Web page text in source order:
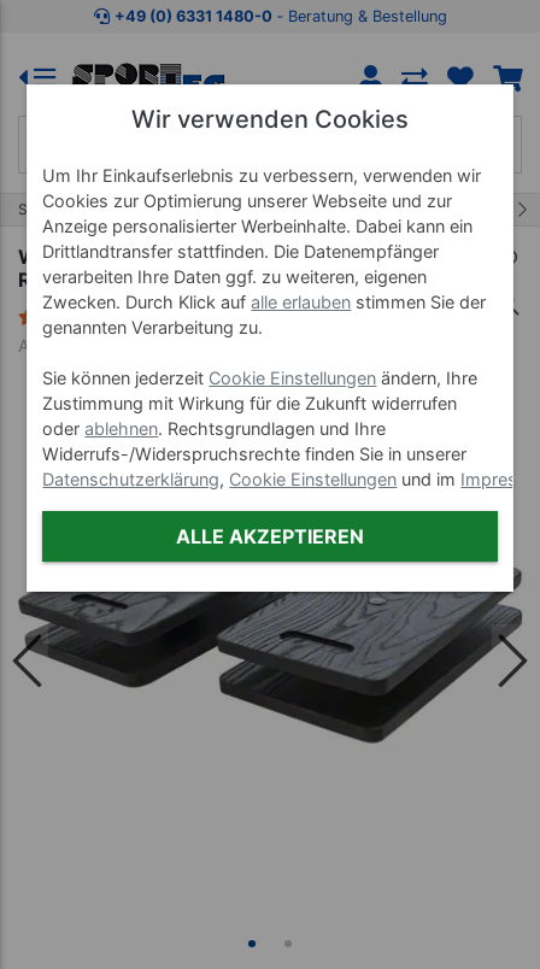
Zum Kaufbereich springen Zur Produktbeschreibung
+49 (0) 6331 1480-0 ‐ Beratung & Bestellung
Start Fitnessgeräte Rudergeräte
WaterRower FlowRow Balance-Board für
Rudergeräte, Paar
1 Bewertung
Art-Nr. 22129
Wir verwenden Cookies
Um Ihr Einkaufserlebnis zu verbessern, verwenden wir
Cookies zur Optimierung unserer Webseite und zur
Anzeige personalisierter Werbeinhalte. Dabei kann ein
Drittlandtransfer stattfinden. Die Datenempfänger
verarbeiten Ihre Daten ggf. zu weiteren, eigenen
Zwecken. Durch Klick aufalle erlauben stimmen Sie der
genannten Verarbeitung zu.
Sie können jederzeit Cookie Einstellungen ändern, Ihre
Zustimmung mit Wirkung für die Zukunft widerrufen
oderablehnen. Rechtsgrundlagen und Ihre
Widerrufs-/Widerspruchsrechte finden Sie in unserer
Datenschutzerklärung, Cookie Einstellungen und im
ALLE AKZEPTIEREN